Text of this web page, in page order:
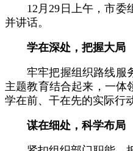
12月29日上午，市
并讲话。
学在深处，把握大局
牢牢把握组织路线服
主题教育结合起来，一体
学在前、干在先的实际行
谋在细处，科学布局